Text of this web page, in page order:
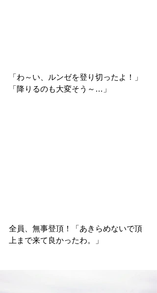
「わ～い、ルンゼを登り切ったよ！」
「降りるのも大変そう～…」
全員、無事登頂！「あきらめないで頂
上まで来て良かったわ。」